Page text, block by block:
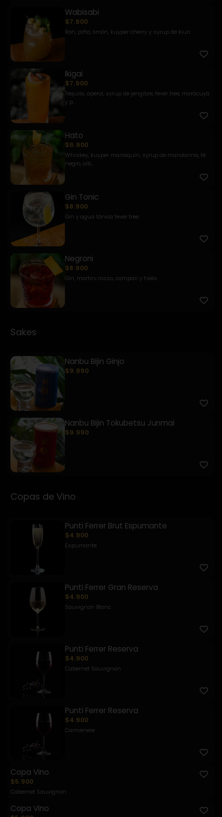
Wabisabi
$7.900
Ron, piña, limón, kuyper cherry y syrup de kiuri.
Ikigai
$7.900
Tequila, aperol, syrup de jengibre, fever tree, maracuyá
y p...
Hato
$6.900
Whiskey, kuyper marraquin, syrup de mandarina, té
negro, alb...
Gin Tonic
$8.900
Gin y agua tónica fever tree.
Negroni
$8.900
Gin, martini rosso, campari y hielo.
Sakes
Nanbu Bijin Ginjo
$9.990
Nanbu Bijin Tokubetsu Junmai
$9.990
Copas de Vino
Punti Ferrer Brut Espumante
$4.900
Espumante
Punti Ferrer Gran Reserva
$4.900
Sauvignon Blanc
Punti Ferrer Reserva
$4.900
Cabernet Sauvignon
Punti Ferrer Reserva
$4.900
Carmenere
Copa Vino
$5.900
Cabernet Sauvignon
Copa Vino